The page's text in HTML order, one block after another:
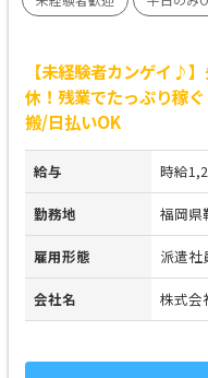
【未経験者カンゲイ♪
休！残業でたっぷり稼
搬/日払いOK
給与 時給
勤務地 福岡
雇用形態 派遣社
会社名 株式会